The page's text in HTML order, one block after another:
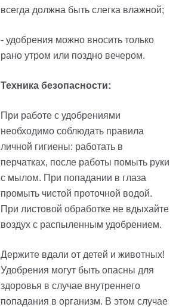
всегда должна быть слегка влажной;
- удобрения можно вносить только
рано утром или поздно вечером.
Техника безопасности:
При работе с удобрениями
необходимо соблюдать правила
личной гигиены: работать в
перчатках, после работы помыть руки
с мылом. При попадании в глаза
промыть чистой проточной водой.
При листовой обработке не вдыхайте
воздух с распыленным удобрением.
Держите вдали от детей и животных!
Удобрения могут быть опасны для
здоровья в случае внутреннего
попадания в организм. В этом случае